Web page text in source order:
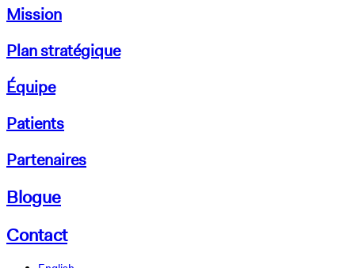
Mission
Plan stratégique
Équipe
Patients
Partenaires
Blogue
Contact